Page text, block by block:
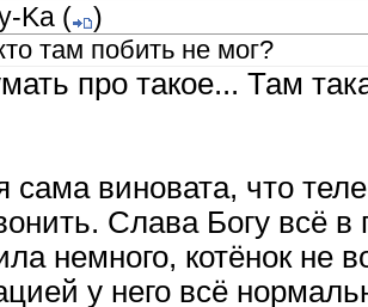
Ka (
)
там побить не мог?
про такое... Там
сама виновата, что
Слава Богу всё в
немного, котёнок не
у него всё